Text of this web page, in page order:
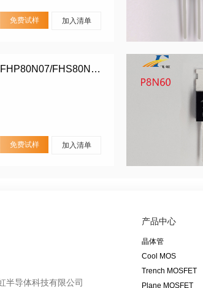
免费试样 加入清单
FHP80N07/FHS80N07/FHD80N07
免费试样 加入清单
半导体科技有限公司
产品中心
晶体管
Cool MOS
Trench MOSFET
Plane MOSFET